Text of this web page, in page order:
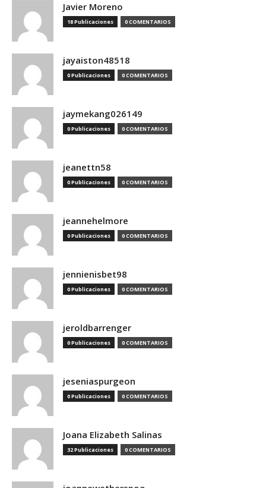
Javier Moreno
18 Publicaciones 0 COMENTARIOS
jayaiston48518
0 Publicaciones 0 COMENTARIOS
jaymekang026149
0 Publicaciones 0 COMENTARIOS
jeanettn58
0 Publicaciones 0 COMENTARIOS
jeannehelmore
0 Publicaciones 0 COMENTARIOS
jennienisbet98
0 Publicaciones 0 COMENTARIOS
jeroldbarrenger
0 Publicaciones 0 COMENTARIOS
jeseniaspurgeon
0 Publicaciones 0 COMENTARIOS
Joana Elizabeth Salinas
32 Publicaciones 0 COMENTARIOS